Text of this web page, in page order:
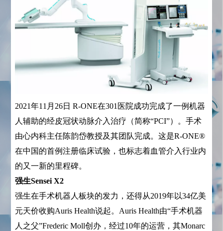
2021年11月26日 R-ONE在301医院成功完成了一例机器
人辅助的经皮冠状动脉介入治疗（简称“PCI”）。手术
由心内科主任陈韵岱教授及其团队完成。这是R-ONE®
在中国的首例注册临床试验，也标志着血管介入行业内
的又一新的里程碑。
强生Sensei X2
强生在手术机器人板块的发力，还得从2019年以34亿美
元天价收购Auris Health说起。Auris Health由“手术机器
人之父”Frederic Moll创办，经过10年的运营，其Monarc